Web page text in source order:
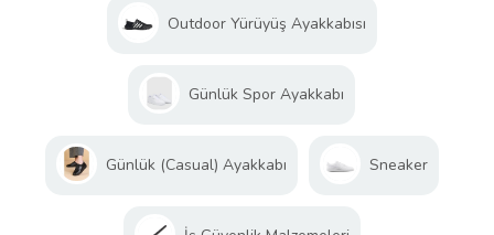
Outdoor Yürüyüş Ayakkabısı
Günlük Spor Ayakkabı
Günlük (Casual) Ayakkabı Sneaker